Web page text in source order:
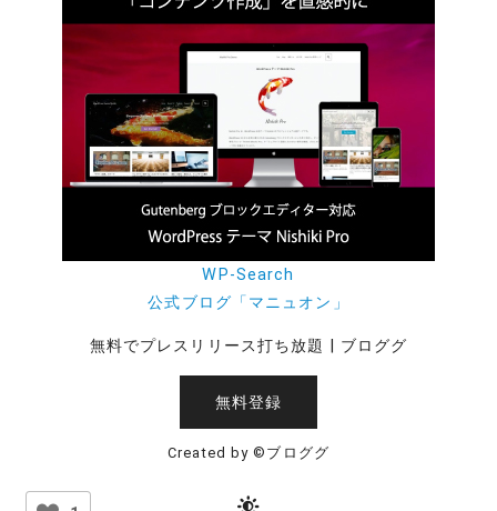
WP-Search
公式ブログ「マニュオン」
無料でプレスリリース打ち放題 | ブロググ
無料登録
Created by ©ブロググ